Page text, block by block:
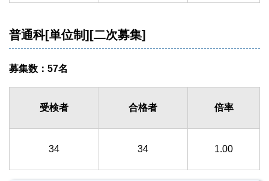
普通科[単位制][二次募集]
募集数：57名
受検者 合格者 倍率
34 34 1.00